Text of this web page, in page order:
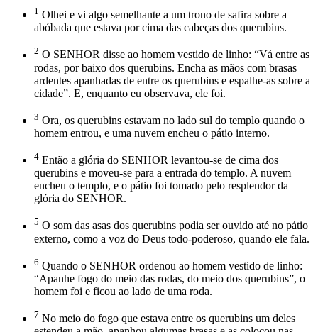
1 Olhei e vi algo semelhante a um trono de safira sobre a
abóbada que estava por cima das cabeças dos querubins.
2 O SENHOR disse ao homem vestido de linho: “Vá entre as
rodas, por baixo dos querubins. Encha as mãos com brasas
ardentes apanhadas de entre os querubins e espalhe-as sobre a
cidade”. E, enquanto eu observava, ele foi.
3 Ora, os querubins estavam no lado sul do templo quando o
homem entrou, e uma nuvem encheu o pátio interno.
4 Então a glória do SENHOR levantou-se de cima dos
querubins e moveu-se para a entrada do templo. A nuvem
encheu o templo, e o pátio foi tomado pelo resplendor da
glória do SENHOR.
5 O som das asas dos querubins podia ser ouvido até no pátio
externo, como a voz do Deus todo-poderoso, quando ele fala.
6 Quando o SENHOR ordenou ao homem vestido de linho:
“Apanhe fogo do meio das rodas, do meio dos querubins”, o
homem foi e ficou ao lado de uma roda.
7 No meio do fogo que estava entre os querubins um deles